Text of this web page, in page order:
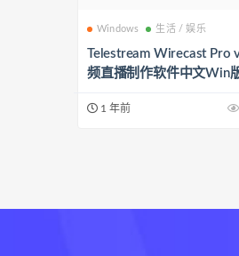
Windows 生活 / 娱乐
Telestream Wirecast Pro
频直播制作软件中文Win
1 年前